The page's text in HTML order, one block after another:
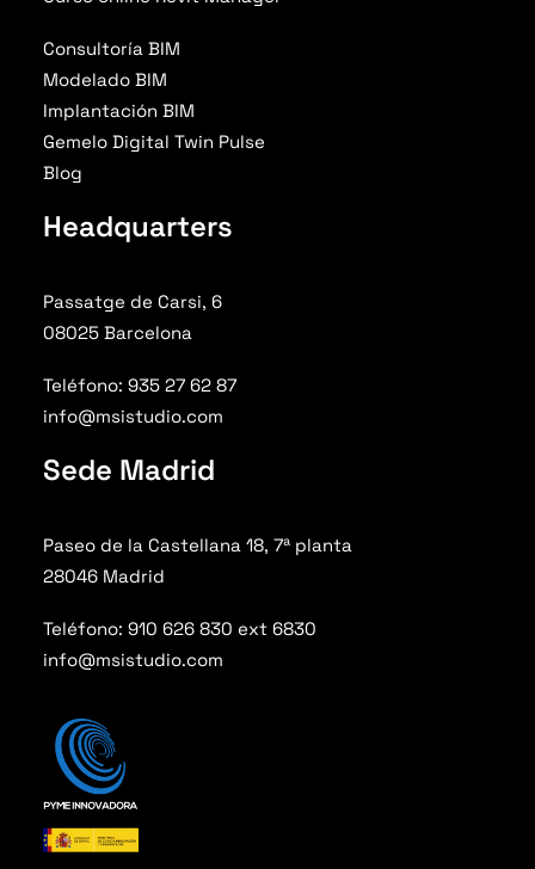
Consultoría BIM
Modelado BIM
Implantación BIM
Gemelo Digital Twin Pulse
Blog
Headquarters
Passatge de Carsi, 6
08025 Barcelona
Teléfono: 935 27 62 87
info@msistudio.com
Sede Madrid
Paseo de la Castellana 18, 7ª planta
28046 Madrid
Teléfono: 910 626 830 ext 6830
info@msistudio.com